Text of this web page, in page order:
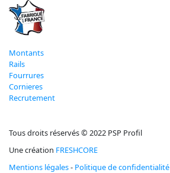
Montants
Rails
Fourrures
Cornieres
Recrutement
Tous droits réservés © 2022 PSP Profil
Une création FRESHCORE
Mentions légales- Politique de confidentialité